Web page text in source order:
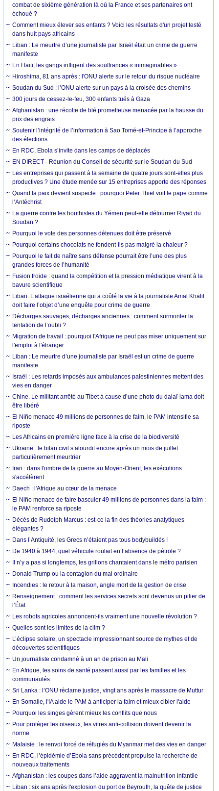
combat de sixième génération là où la France et ses partenaires ont
échoué ?
Comment mieux élever ses enfants ? Voici les résultats d'un projet testé
dans huit pays africains
Liban : Le meurtre d’une journaliste par Israël était un crime de guerre
manifeste
En Haïti, les gangs infligent des souffrances « inimaginables »
Hiroshima, 81 ans après : l'ONU alerte sur le retour du risque nucléaire
Soudan du Sud : l’ONU alerte sur un pays à la croisée des chemins
300 jours de cessez-le-feu, 300 enfants tués à Gaza
Afghanistan : une récolte de blé prometteuse menacée par la hausse du
prix des engrais
Soutenir l’intégrité de l’information à Sao Tomé-et-Principe à l’approche
des élections
En RDC, Ebola s’invite dans les camps de déplacés
EN DIRECT - Réunion du Conseil de sécurité sur le Soudan du Sud
Les entreprises qui passent à la semaine de quatre jours sont-elles plus
productives ? Une étude menée sur 15 entreprises apporte des réponses
Quand la paix devient suspecte : pourquoi Peter Thiel voit le pape comme
l’Antéchrist
La guerre contre les houthistes du Yémen peut-elle détourner Riyad du
Soudan ?
Pourquoi le vote des personnes détenues doit être préservé
Pourquoi certains chocolats ne fondent-ils pas malgré la chaleur ?
Pourquoi le fait de naître sans défense pourrait être l’une des plus
grandes forces de l’humanité
Fusion froide : quand la compétition et la pression médiatique virent à la
bavure scientifique
Liban. L’attaque israélienne qui a coûté la vie à la journaliste Amal Khalil
doit faire l’objet d’une enquête pour crime de guerre
Décharges sauvages, décharges anciennes : comment surmonter la
tentation de l’oubli ?
Migration de travail : pourquoi l'Afrique ne peut pas miser uniquement sur
l'emploi à l'étranger
Liban : Le meurtre d’une journaliste par Israël est un crime de guerre
manifeste
Israël : Les retards imposés aux ambulances palestiniennes mettent des
vies en danger
Chine. Le militant arrêté au Tibet à cause d’une photo du dalaï-lama doit
être libéré
El Niño menace 49 millions de personnes de faim, le PAM intensifie sa
riposte
Les Africains en première ligne face à la crise de la biodiversité
Ukraine : le bilan civil s’alourdit encore après un mois de juillet
particulièrement meurtrier
Iran : dans l'ombre de la guerre au Moyen-Orient, les exécutions
s'accélèrent
Daech : l'Afrique au cœur de la menace
El Niño menace de faire basculer 49 millions de personnes dans la faim :
le PAM renforce sa riposte
Décès de Rudolph Marcus : est-ce la fin des théories analytiques
élégantes ?
Dans l’Antiquité, les Grecs n’étaient pas tous bodybuildés !
De 1940 à 1944, quel véhicule roulait en l’absence de pétrole ?
Il n’y a pas si longtemps, les grillons chantaient dans le métro parisien
Donald Trump ou la contagion du mal ordinaire
Incendies : le retour à la maison, angle mort de la gestion de crise
Renseignement : comment les services secrets sont devenus un pilier de
l’État
Les robots agricoles annoncent-ils vraiment une nouvelle révolution ?
Quelles sont les limites de la clim ?
L’éclipse solaire, un spectacle impressionnant source de mythes et de
découvertes scientifiques
Un journaliste condamné à un an de prison au Mali
En Afrique, les soins de santé passent aussi par les familles et les
communautés
Sri Lanka : l’ONU réclame justice, vingt ans après le massacre de Muttur
En Somalie, l'IA aide le PAM à anticiper la faim et mieux cibler l'aide
Pourquoi les singes gèrent mieux les conflits que nous
Pour protéger les oiseaux, les vitres anti-collision doivent devenir la
norme
Malaisie : le renvoi forcé de réfugiés du Myanmar met des vies en danger
En RDC, l’épidémie d’Ebola sans précédent propulse la recherche de
nouveaux traitements
Afghanistan : les coupes dans l’aide aggravent la malnutrition infantile
Liban : six ans après l'explosion du port de Beyrouth, la quête de justice